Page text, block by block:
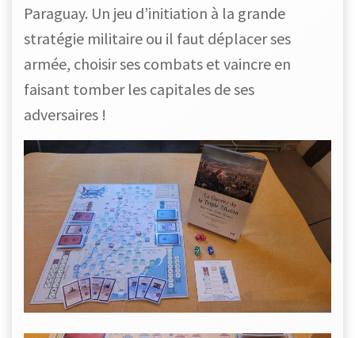
Paraguay. Un jeu d’initiation à la grande
stratégie militaire ou il faut déplacer ses
armée, choisir ses combats et vaincre en
faisant tomber les capitales de ses
adversaires !